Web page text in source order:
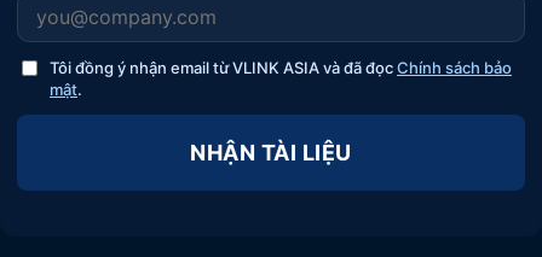
Tôi đồng ý nhận email từ VLINK ASIA và đã đọcChính sách bảo
mật.
NHẬN TÀI LIỆU